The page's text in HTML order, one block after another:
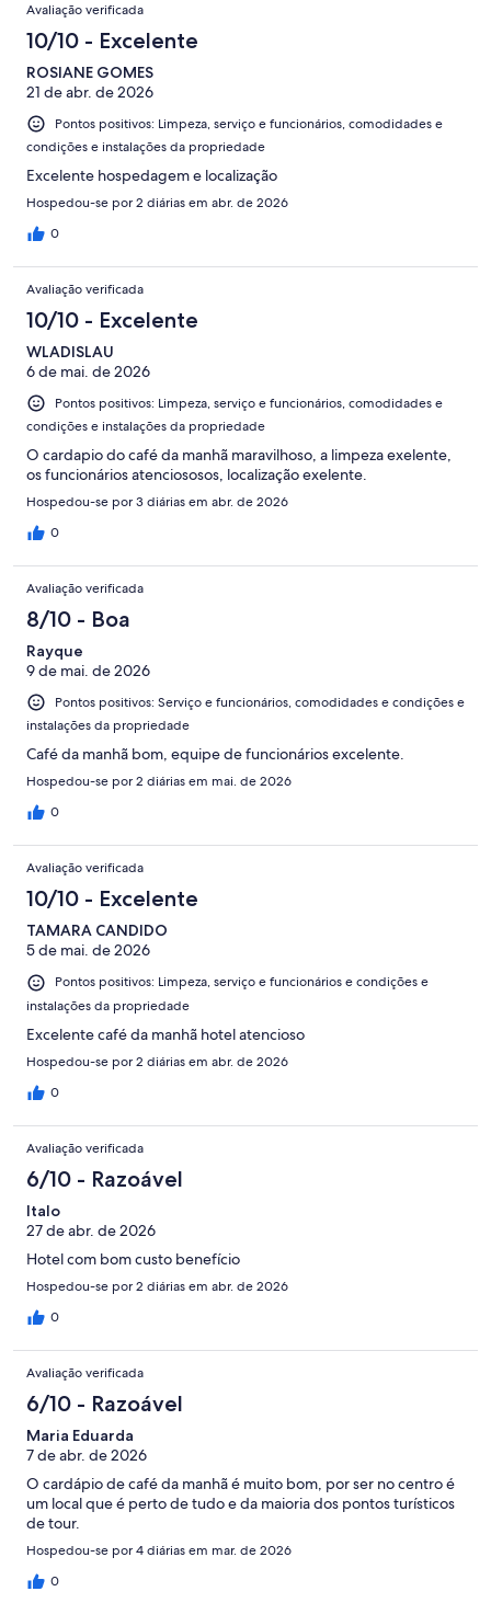
Avaliação verificada
10/10 - Excelente
ROSIANE GOMES
21 de abr. de 2026
Pontos positivos: Limpeza, serviço e funcionários, comodidades e
condições e instalações da propriedade
Excelente hospedagem e localização
Hospedou-se por 2 diárias em abr. de 2026
0
Avaliação verificada
10/10 - Excelente
WLADISLAU
6 de mai. de 2026
Pontos positivos: Limpeza, serviço e funcionários, comodidades e
condições e instalações da propriedade
O cardapio do café da manhã maravilhoso, a limpeza exelente,
os funcionários atenciososos, localização exelente.
Hospedou-se por 3 diárias em abr. de 2026
0
Avaliação verificada
8/10 - Boa
Rayque
9 de mai. de 2026
Pontos positivos: Serviço e funcionários, comodidades e condições e
instalações da propriedade
Café da manhã bom, equipe de funcionários excelente.
Hospedou-se por 2 diárias em mai. de 2026
0
Avaliação verificada
10/10 - Excelente
TAMARA CANDIDO
5 de mai. de 2026
Pontos positivos: Limpeza, serviço e funcionários e condições e
instalações da propriedade
Excelente café da manhã hotel atencioso
Hospedou-se por 2 diárias em abr. de 2026
0
Avaliação verificada
6/10 - Razoável
Italo
27 de abr. de 2026
Hotel com bom custo benefício
Hospedou-se por 2 diárias em abr. de 2026
0
Avaliação verificada
6/10 - Razoável
Maria Eduarda
7 de abr. de 2026
O cardápio de café da manhã é muito bom, por ser no centro é
um local que é perto de tudo e da maioria dos pontos turísticos
de tour.
Hospedou-se por 4 diárias em mar. de 2026
0